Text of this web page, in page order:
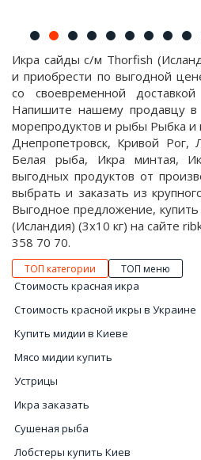
Икра сайды с/м Thorfish
и приобрести по выгодной
со своевременной
Напишите нашему продавцу в
морепродуктов и рыбы Рыбка и
Днепропетровск, Кривой Рог,
Белая рыба, Икра минтая,
выгодных продуктов от
выбрать и заказать из
Выгодное предложение,
(Исландия) (3х10 кг) на сайте
358 70 70.
ТОП категории ТОП меню
Стоимость красная икра
Стоимость красной икры в Украине
Купить мидии в Киеве
Мясо мидии купить
Устрицы
Икра заказать
Сушеная рыба
Лобстеры купить Киев